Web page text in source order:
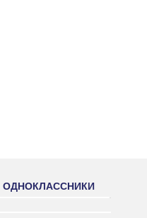
ОДНОКЛАССНИКИ